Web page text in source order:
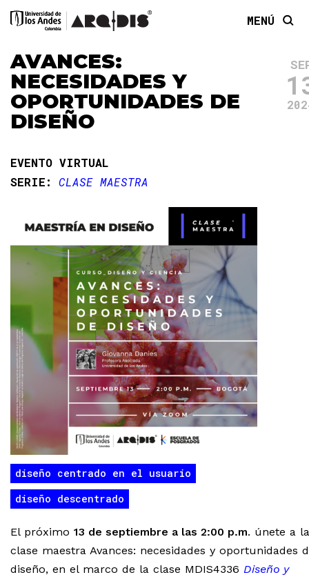
MENÚ
AVANCES:
NECESIDADES Y
OPORTUNIDADES DE
DISEÑO
EVENTO VIRTUAL
SERIE: CLASE MAESTRA
diseño centrado en el usuario
diseño descentrado
El próximo 13 de septiembre a las 2:00 p.m. únete a la
clase maestra Avances: necesidades y oportunidades
diseño, en el marco de la clase MDIS4336 Diseño y